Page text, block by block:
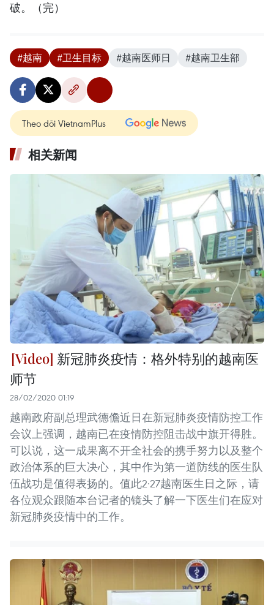
破。（完）
#越南 #卫生目标 #越南医师日 #越南卫生部
Theo dõi VietnamPlus
相关新闻
新冠肺炎疫情：格外特别的越南医
师节
28/02/2020 01:19
越南政府副总理武德儋近日在新冠肺炎疫情防控工作
会议上强调，越南已在疫情防控阻击战中旗开得胜。
可以说，这一成果离不开全社会的携手努力以及整个
政治体系的巨大决心，其中作为第一道防线的医生队
伍战功是值得表扬的。值此2·27越南医生日之际，请
各位观众跟随本台记者的镜头了解一下医生们在应对
新冠肺炎疫情中的工作。